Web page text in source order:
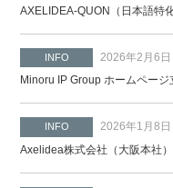
AXELIDEA-QUON（日本語特
INFO
2026年2月6日
Minoru IP Group ホームペー
INFO
2026年1月8日
Axelidea株式会社（大阪本社